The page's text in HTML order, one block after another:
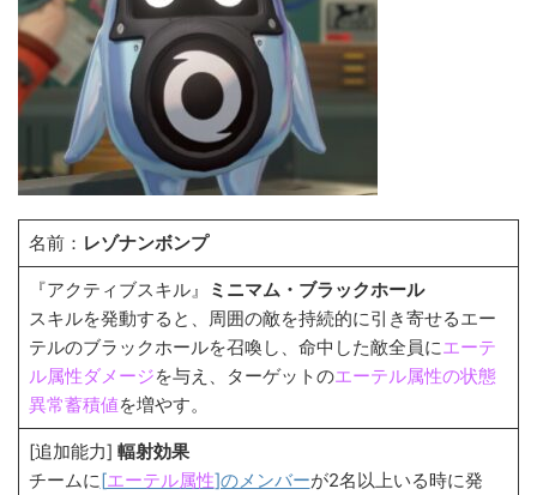
名前： レゾナンボンプ
『アクティブスキル』
ミニマム・ブラックホール
スキルを発動すると、周囲の敵を持続的に引き寄せるエー
テルのブラックホールを召喚し、命中した敵全員にエーテ
ル属性ダメージを与え、ターゲットのエーテル属性の状態
異常蓄積値を増やす。
[追加能力] 輻射効果
チームに[エーテル属性]のメンバーが2名以上いる時に発